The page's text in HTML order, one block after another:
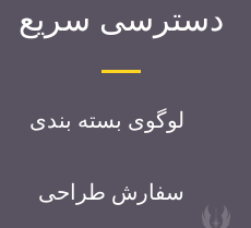
دسترسی سریع
لوگوی بسته بندی
سفارش طراحی